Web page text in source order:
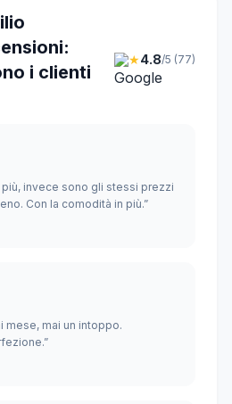
i clienti
★4.8/5 (77)
invece sono gli stessi prezzi
Con la comodità in più.”
mese, mai un intoppo.